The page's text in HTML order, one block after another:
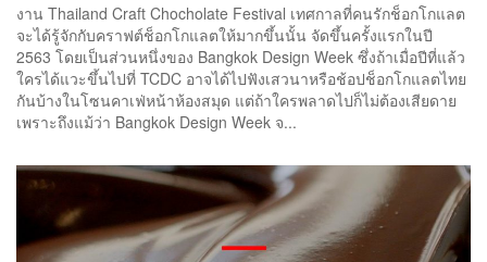
งาน Thailand Craft Chocholate Festival เทศกาลที่คนรักช็อกโกแลต
จะได้รู้จักกับคราฟต์ช็อกโกแลตให้มากขึ้นนั้น จัดขึ้นครั้งแรกในปี
2563 โดยเป็นส่วนหนึ่งของ Bangkok Design Week ซึ่งถ้าเมื่อปีที่แล้ว
ใครได้แวะขึ้นไปที่ TCDC อาจได้ไปฟังเสวนาหรือช้อปช็อกโกแลตไทย
กันบ้างในโซนคาเฟ่หน้าห้องสมุด แต่ถ้าใครพลาดไปก็ไม่ต้องเสียดาย
เพราะถึงแม้ว่า Bangkok Design Week จ...